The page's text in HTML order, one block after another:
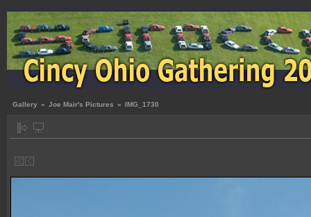
Gallery » Joe Mair's Pictures » IMG_1730